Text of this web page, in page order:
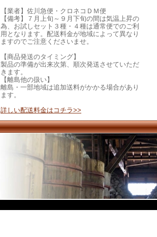
【業者】佐川急便・クロネコＤＭ便
【備考】７月上旬～９月下旬の間は気温上昇の
為、お試しセット３種・４種は通常便でのご利
用となります。配送料金が地域によって異なり
ますのでご注意くださいませ。
【商品発送のタイミング】
製品の準備が出来次第、順次発送させていただ
きます。
【離島他の扱い】
離島・一部地域は追加送料がかかる場合があり
ます。
詳しい配送料金はコチラ>>